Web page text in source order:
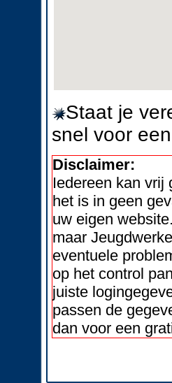
Staat je
snel voor
Disclaimer:
Iedereen kan vrij
het is in geen
uw eigen
maar
eventuele
op het control
juiste
passen de
dan voor een